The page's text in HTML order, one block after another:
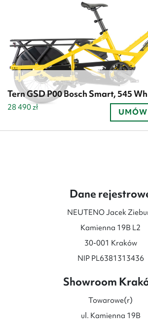
Tern GSD P00 Bosch Smart, 545 Wh
28 490zł
Dane
NEUTENO Jacek
Kamienna 19B L2
30-001 Kraków
NIP PL6381313436
Showroom
Towarowe(r)
ul. Kamienna 19B